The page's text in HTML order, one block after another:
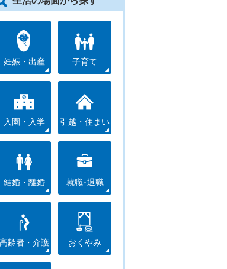
妊娠・出産 子育て
入園・入学 引越・住まい
結婚・離婚 就職･退職
高齢者・介護 おくやみ